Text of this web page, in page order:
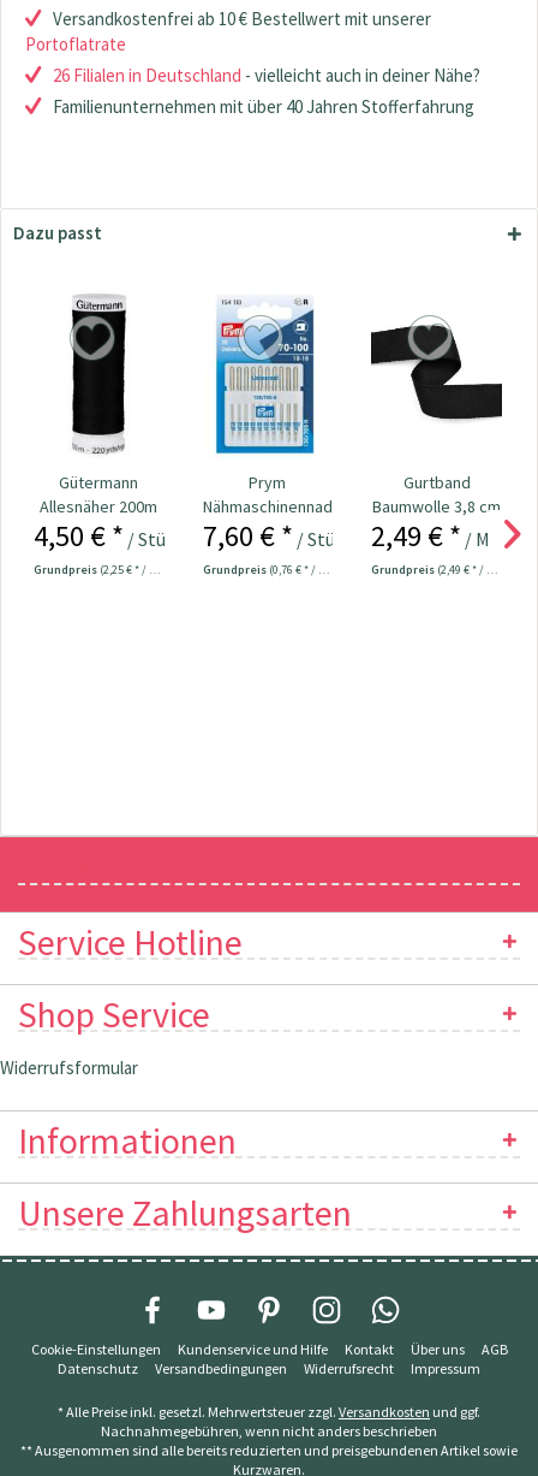
Versandkostenfrei ab 10 € Bestellwert mit unserer
Portoflatrate
26 Filialen in Deutschland - vielleicht auch in deiner Nähe?
Familienunternehmen mit über 40 Jahren Stofferfahrung
Dazu passt
Gütermann
Allesnäher 200m
Fb. 000 - schwarz
4,50 € * / Stück
Grundpreis (2,25 € * / 100 Meter)
Prym
Nähmaschinennadeln
130/705
Universal...
7,60 € * / Stück
Grundpreis (0,76 € * / 1 Stück)
Gurtband
Baumwolle 3,8 cm
breit schwarz
2,49 € * / Meter
Grundpreis (2,49 € * / 1 Meter)
Service Hotline
Shop Service
Widerrufsformular
Informationen
Unsere Zahlungsarten
Cookie-Einstellungen Kundenservice und Hilfe Kontakt Über uns
AGB
Datenschutz
Versandbedingungen Widerrufsrecht Impressum
* Alle Preise inkl. gesetzl. Mehrwertsteuer zzgl. Versandkosten und ggf.
Nachnahmegebühren, wenn nicht anders beschrieben
** Ausgenommen sind alle bereits reduzierten und preisgebundenen Artikel sowie
Kurzwaren.